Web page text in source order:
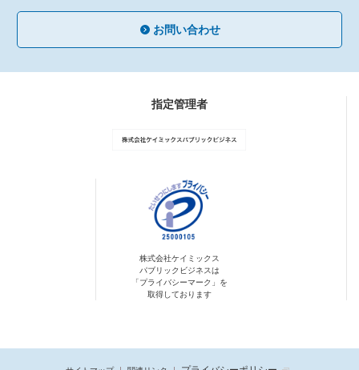
お問い合わせ
指定管理者
株式会社ケイミックス
パブリックビジネスは
「プライバシーマーク」を
取得しております